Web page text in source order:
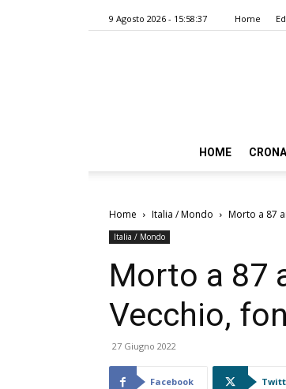
9 Agosto 2026 - 15:58:37 Home
HOME
Home Italia / Mondo Morto a 87
Italia / Mondo
Morto a 87
Vecchio,
27 Giugno 2022
Facebook